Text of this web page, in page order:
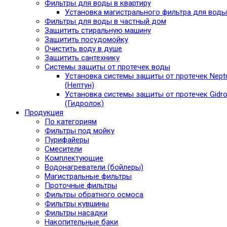
Фильтры для воды в квартиру
Установка магистрального фильтра для воды
Фильтры для воды в частный дом
Защитить стиральную машину
Защитить посудомойку
Очистить воду в душе
Защитить сантехнику
Системы защиты от протечек воды
Установка системы защиты от протечек
(Нептун)
Установка системы защиты от протечек
(Гидролок)
Продукция
По категориям
Фильтры под мойку
Пурифайеры
Смесители
Комплектующие
Водонагреватели (бойлеры)
Магистральные фильтры
Проточные фильтры
Фильтры обратного осмоса
Фильтры кувшины
Фильтры насадки
Накопительные баки